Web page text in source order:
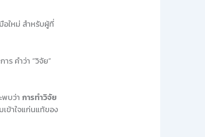
อใหม่ สำหรับผู้ที่
ร คำว่า “วิจัย”
บว่า การทำวิจัย
ข้าใจแก่นแท้ของ